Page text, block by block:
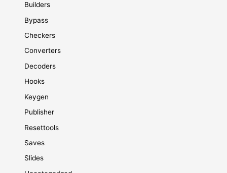
Builders
Bypass
Checkers
Converters
Decoders
Hooks
Keygen
Publisher
Resettools
Saves
Slides